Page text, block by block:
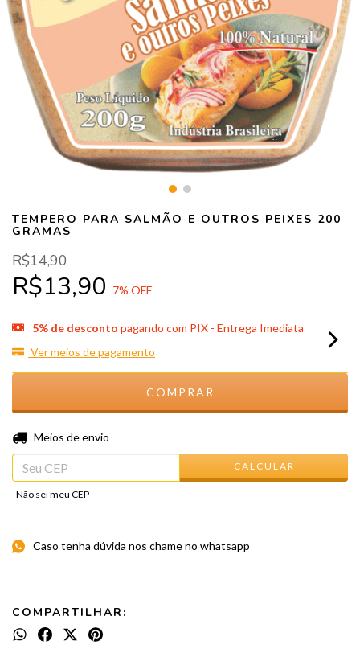
TEMPERO PARA SALMÃO E OUTROS PEIXES 200
GRAMAS
R$14,90
R$13,90 7% OFF
5% de desconto pagando com PIX - Entrega Imediata
Ver meios de pagamento
Entregas para o CEP:
Meios de envio
CALCULAR
Não sei meu CEP
Caso tenha dúvida nos chame no whatsapp
COMPARTILHAR: